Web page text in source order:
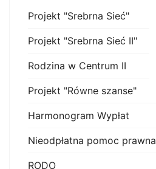
Projekt "Srebrna Sieć"
Projekt "Srebrna Sieć II"
Rodzina w Centrum II
Projekt "Równe szanse"
Harmonogram Wypłat
Nieodpłatna pomoc prawna
RODO